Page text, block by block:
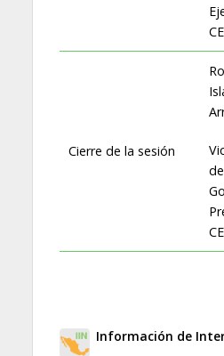
Cierre de la sesión
Información de